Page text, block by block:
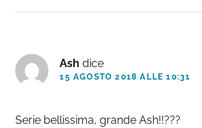
Ash dice
15 AGOSTO 2018 ALLE 10:31
Serie bellissima, grande Ash!!???